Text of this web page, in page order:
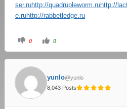
ser.ruhttp://quadrupleworm.ruhttp://
e.ruhttp://rabbetledge.ru
0 0
yunlo@yunlo
8,043 Posts